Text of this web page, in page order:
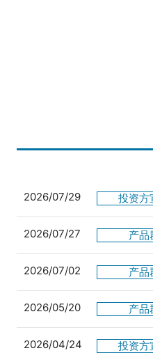
2026/07/29 投资方
2026/07/27 产品
2026/07/02 产品
2026/05/20 产品
2026/04/24 投资方